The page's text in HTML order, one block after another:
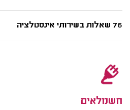
76 שאלות בשירותי אינסטלציה
חשמלאים